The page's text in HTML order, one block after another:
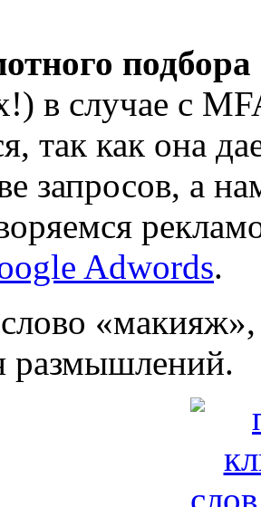
в случае с
так как она
запросов, а
Adwords.
размышлений.